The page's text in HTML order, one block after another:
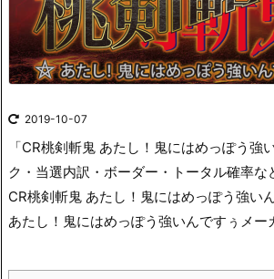
2019-10-07
「CR桃剣斬鬼 あたし！鬼にはめっぽう強
ク・当選内訳・ボーダー・トータル確率な
CR桃剣斬鬼 あたし！鬼にはめっぽう強い
あたし！鬼にはめっぽう強いんですぅメー